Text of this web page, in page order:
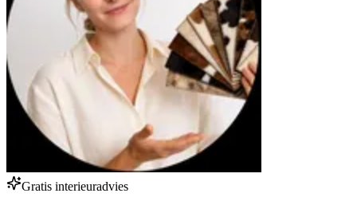
Gratis interieuradvies